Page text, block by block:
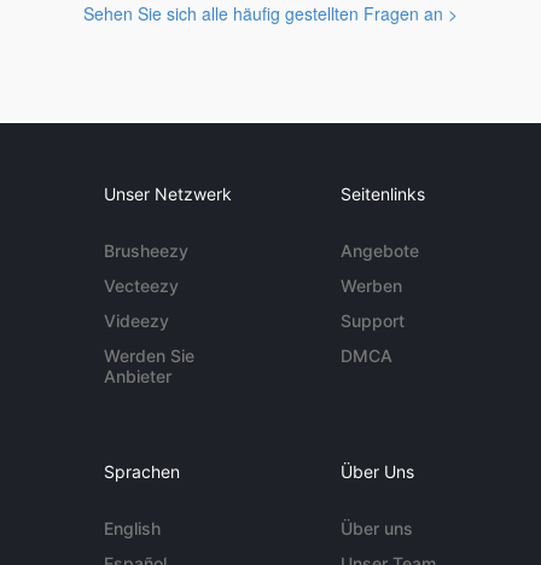
Sehen Sie sich alle häufig gestellten Fragen an >
Unser Netzwerk
Brusheezy
Vecteezy
Videezy
Werden Sie
Anbieter
Seitenlinks
Angebote
Werben
Support
DMCA
Sprachen
English
Über Uns
Über uns